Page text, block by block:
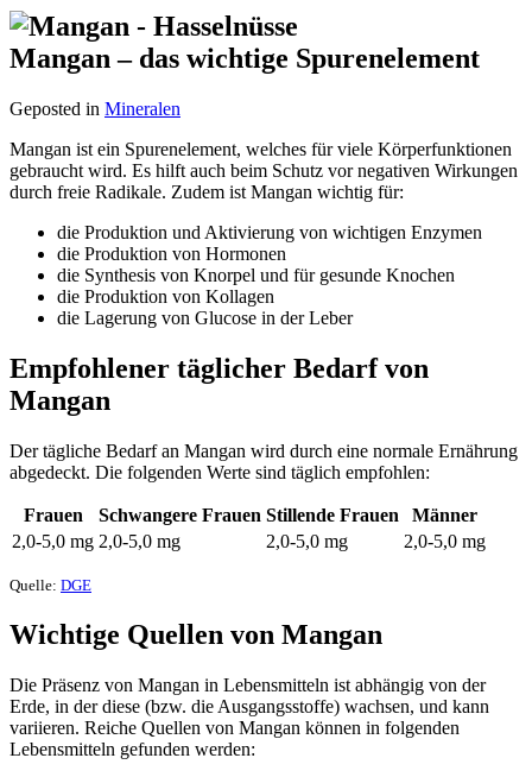
Mangan – das wichtige Spurenelement
Geposted in Mineralen
Mangan ist ein Spurenelement, welches für viele Körperfunktionen
gebraucht wird. Es hilft auch beim Schutz vor negativen Wirkungen
durch freie Radikale. Zudem ist Mangan wichtig für:
die Produktion und Aktivierung von wichtigen Enzymen
die Produktion von Hormonen
die Synthesis von Knorpel und für gesunde Knochen
die Produktion von Kollagen
die Lagerung von Glucose in der Leber
Empfohlener täglicher Bedarf von
Mangan
Der tägliche Bedarf an Mangan wird durch eine normale Ernährung
abgedeckt. Die folgenden Werte sind täglich empfohlen:
Frauen Schwangere Frauen Stillende Frauen
Männer
2,0-5,0 mg 2,0-5,0 mg 2,0-5,0 mg 2,0-5,0 mg
Quelle: DGE
Wichtige Quellen von Mangan
Die Präsenz von Mangan in Lebensmitteln ist abhängig von der
Erde, in der diese (bzw. die Ausgangsstoffe) wachsen, und kann
variieren. Reiche Quellen von Mangan können in folgenden
Lebensmitteln gefunden werden: